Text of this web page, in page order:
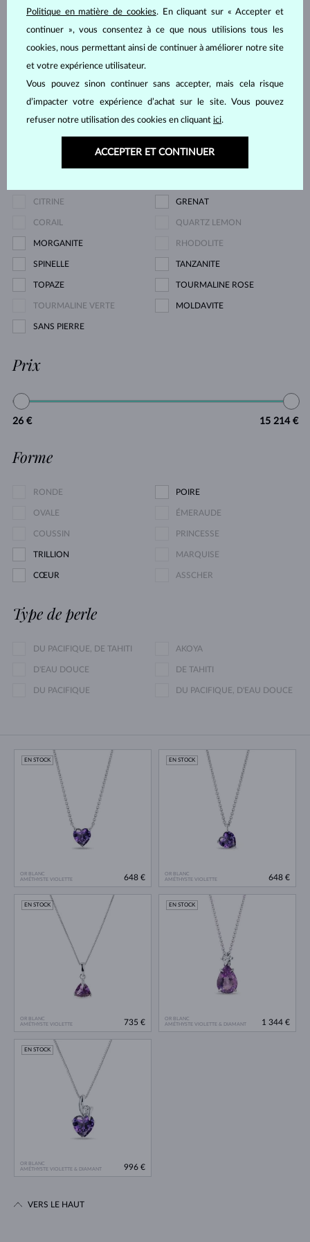
ZIRKÓNIE DIAMANT
DIAMANT LAB GROWN DIAMANT LAB GROWN BLEU
DIAMANT VERT SAPHIR BLEU
SAPHIR ROSE SAPHIR JAUNE
ÉMERAUDE RUBIS
CITRINE GRENAT
CORAIL QUARTZ LEMON
MORGANITE RHODOLITE
SPINELLE TANZANITE
TOPAZE TOURMALINE ROSE
TOURMALINE VERTE MOLDAVITE
SANS PIERRE
Prix
26 € 15 214 €
Forme
RONDE POIRE
OVALE ÉMERAUDE
COUSSIN PRINCESSE
TRILLION MARQUISE
CŒUR ASSCHER
Type de perle
DU PACIFIQUE, DE TAHITI AKOYA
D'EAU DOUCE DE TAHITI
DU PACIFIQUE DU PACIFIQUE, D'EAU DOUCE
OR BLANC
AMÉTHYSTE VIOLETTE
EN STOCK
648 €
OR BLANC
AMÉTHYSTE VIOLETTE
EN STOCK
648 €
OR BLANC
AMÉTHYSTE VIOLETTE
EN STOCK
735 €
OR BLANC
AMÉTHYSTE VIOLETTE & DIAMANT
EN STOCK
1 344 €
OR BLANC
AMÉTHYSTE VIOLETTE & DIAMANT
EN STOCK
996 €
VERS LE HAUT
Politique en matière de cookies. En cliquant sur « Accepter et
continuer », vous consentez à ce que nous utilisions tous les
cookies, nous permettant ainsi de continuer à améliorer notre site
et votre expérience utilisateur.
Vous pouvez sinon continuer sans accepter, mais cela risque
d’impacter votre expérience d’achat sur le site. Vous pouvez
refuser notre utilisation des cookies en cliquant ici.
ACCEPTER ET CONTINUER